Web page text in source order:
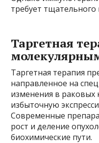
требует
Таргетная
Таргетная терапия
направленное на
изменения в раковых
избыточную
Современные
рост и деление
биохимические пути.